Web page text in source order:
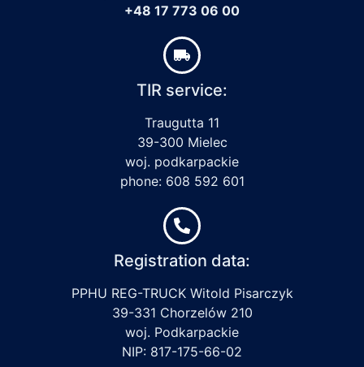
+48 17 773 06 00
TIR service:
Traugutta 11
39-300 Mielec
woj. podkarpackie
phone: 608 592 601
Registration data:
PPHU REG-TRUCK Witold Pisarczyk
39-331 Chorzelów 210
woj. Podkarpackie
NIP: 817-175-66-02